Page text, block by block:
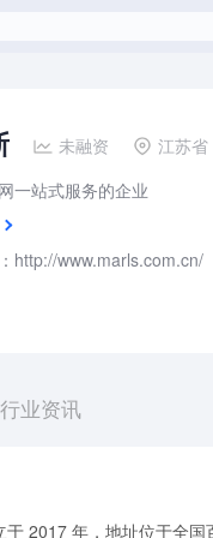
未融资 江苏省
一站式服务的企业
http://www.marls.com.cn/
行业资讯
2017 年，地址位于全